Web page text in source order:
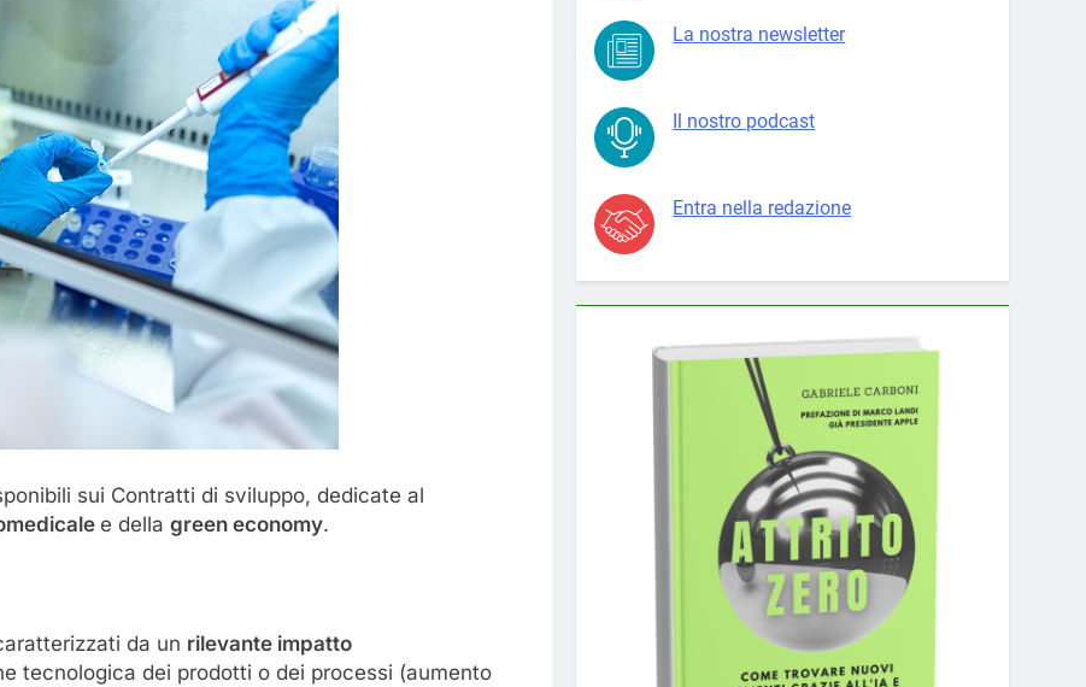
sui Contratti di sviluppo, dedicate al
e della green economy.
da un rilevante impatto
tecnologica dei prodotti o dei processi (aumento
La nostra newsletter
Il nostro podcast
Entra nella redazione